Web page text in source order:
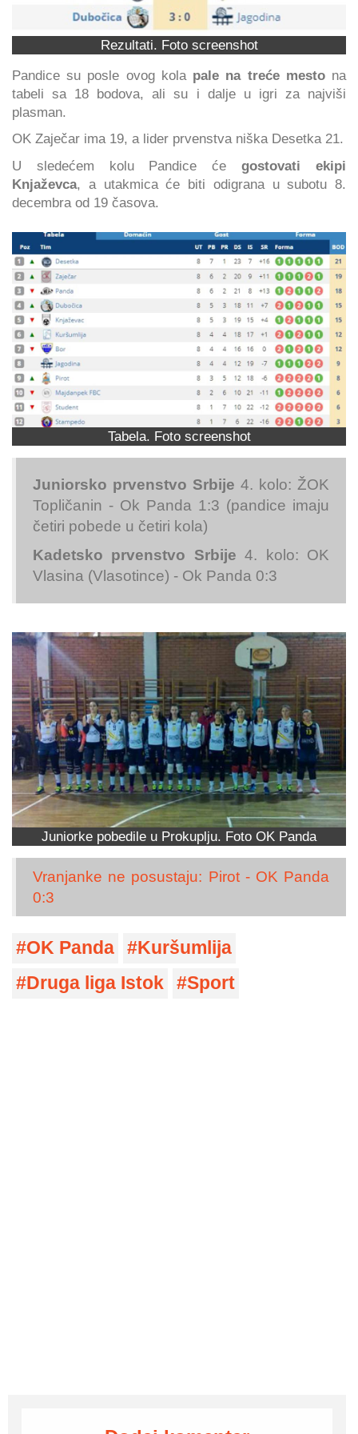
Rezultati. Foto screenshot
Pandice su posle ovog kola pale na treće mestona
tabeli sa 18 bodova, ali su i dalje u igri za najviši
plasman.
OK Zaječar ima 19, a lider prvenstva niška Desetka 21.
U sledećem kolu Pandice ćegostovati ekipi
Knjaževca, a utakmica će biti odigrana u subotu 8.
decembra od 19 časova.
Tabela. Foto screenshot
Juniorsko prvenstvo Srbije 4. kolo: ŽOK
Topličanin - Ok Panda 1:3 (pandice imaju
četiri pobede u četiri kola)
Kadetsko prvenstvo Srbije 4. kolo: OK
Vlasina (Vlasotince) - Ok Panda 0:3
Juniorke pobedile u Prokuplju. Foto OK Panda
Vranjanke ne posustaju: Pirot - OK Panda
0:3
OK Panda
Kuršumlija
Druga liga Istok
Sport